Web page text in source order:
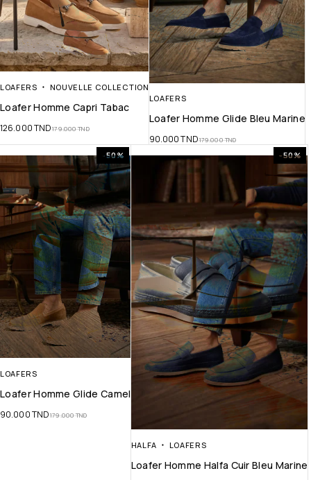
LOAFERS NOUVELLE COLLECTION
Loafer Homme Capri Tabac
179.000TND
126.000TND
LOAFERS
Loafer Homme Glide Bleu Marine
179.000TND
90.000TND
-50%
LOAFERS
Loafer Homme Glide Camel
179.000TND
90.000TND
-50%
HALFA LOAFERS
Loafer Homme Halfa Cuir Bleu Marine